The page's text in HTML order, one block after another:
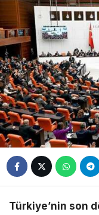
Türkiye’nin son